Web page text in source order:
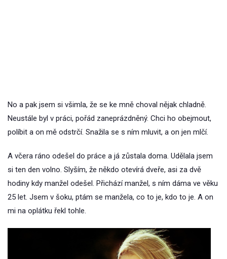
No a pak jsem si všimla, že se ke mně choval nějak chladně.
Neustále byl v práci, pořád zaneprázdněný. Chci ho obejmout,
políbit a on mě odstrčí. Snažila se s ním mluvit, a on jen mlčí.
A včera ráno odešel do práce a já zůstala doma. Udělala jsem
si ten den volno. Slyším, že někdo otevírá dveře, asi za dvě
hodiny kdy manžel odešel. Přichází manžel, s ním dáma ve věku
25 let. Jsem v šoku, ptám se manžela, co to je, kdo to je. A on
mi na oplátku řekl tohle.